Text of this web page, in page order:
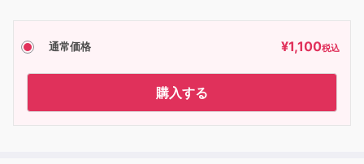
通常価格 ¥1,100税込
購入する